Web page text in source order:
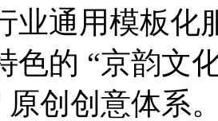
业通用模板化
色的 “京韵文
原创创意体系